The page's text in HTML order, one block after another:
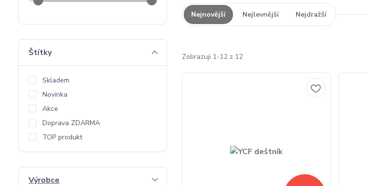
Nejnovější Nejlevnější Nejdražší
Zobrazuji 1-12 z 12
Štítky
Skladem
Novinka
Akce
Doprava ZDARMA
TOP produkt
Výrobce